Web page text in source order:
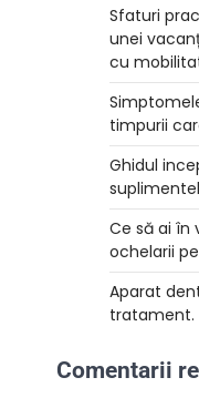
Sfaturi
unei
cu
timpurii
Ghidul
Ce să ai în
ochelarii
Aparat
tratament.
Comentarii